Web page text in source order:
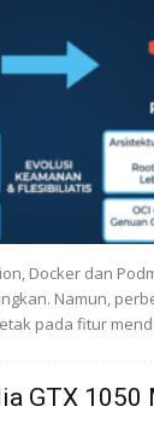
Docker dan
Namun,
pada fitur
GTX 1050